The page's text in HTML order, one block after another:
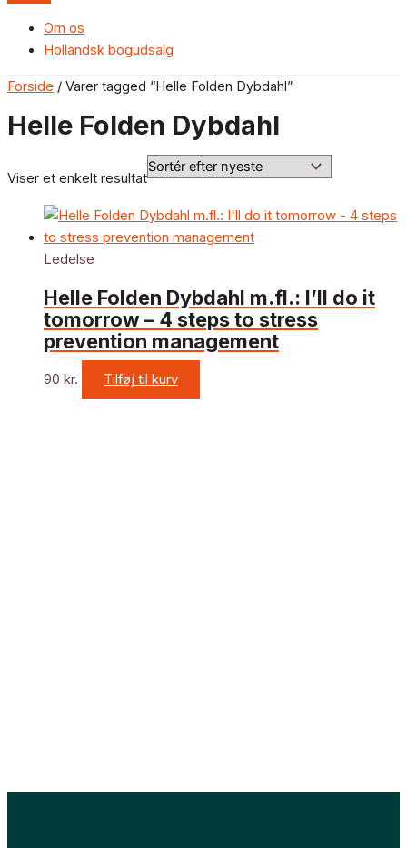
Om os
Hollandsk bogudsalg
Forside / Varer tagged “Helle Folden Dybdahl”
Helle Folden Dybdahl
Viser et enkelt resultat
Ledelse
Helle Folden Dybdahl m.fl.: I’ll do it
tomorrow – 4 steps to stress
prevention management
90 kr. Tilføj til kurv